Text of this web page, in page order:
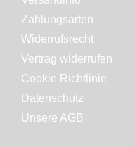
Zahlungsarten
Widerrufsrecht
Vertrag widerrufen
Cookie Richtlinie
Datenschutz
Unsere AGB